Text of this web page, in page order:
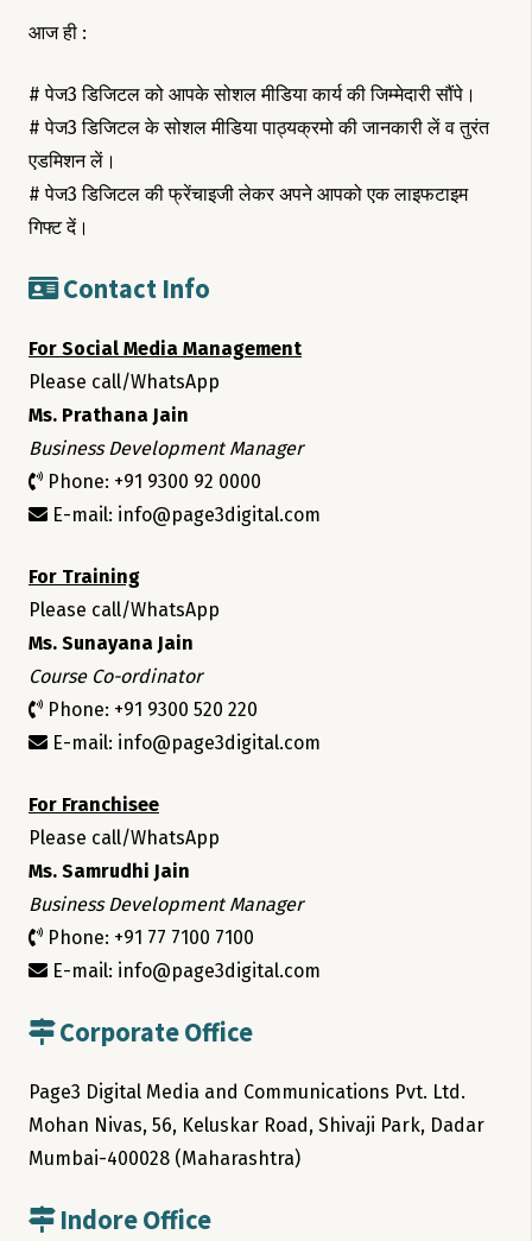
आज ही :
# पेज3 डिजिटल को आपके सोशल मीडिया कार्य की जिम्मेदारी सौंपे।
# पेज3 डिजिटल के सोशल मीडिया पाठ्यक्रमो की जानकारी लें व तुरंत
एडमिशन लें।
# पेज3 डिजिटल की फ्रेंचाइजी लेकर अपने आपको एक लाइफटाइम
गिफ्ट दें।
Contact Info
For Social Media Management
Please call/WhatsApp
Ms. Prathana Jain
Business Development Manager
Phone: +91 9300 92 0000
E-mail: info@page3digital.com
For Training
Please call/WhatsApp
Ms. Sunayana Jain
Course Co-ordinator
Phone: +91 9300 520 220
E-mail: info@page3digital.com
For Franchisee
Please call/WhatsApp
Ms. Samrudhi Jain
Business Development Manager
Phone: +91 77 7100 7100
E-mail: info@page3digital.com
Corporate Office
Page3 Digital Media and Communications Pvt. Ltd.
Mohan Nivas, 56, Keluskar Road, Shivaji Park, Dadar
Mumbai-400028 (Maharashtra)
Indore Office